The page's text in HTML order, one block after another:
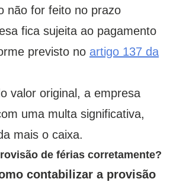
não for feito no prazo
fica sujeita ao pagamento
previsto no artigo 137 da
valor original, a empresa
uma multa significativa,
mais o caixa.
de férias corretamente?
contabilizar a provisão